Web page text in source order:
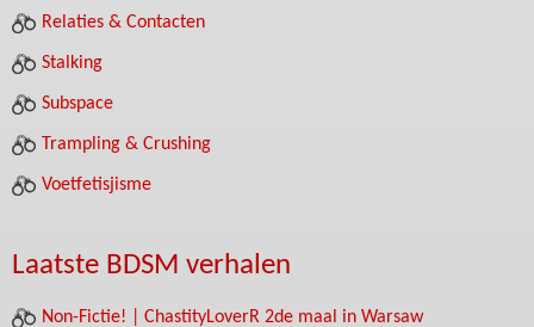
Relaties & Contacten
Stalking
Subspace
Trampling & Crushing
Voetfetisjisme
Laatste BDSM verhalen
Non-Fictie! | ChastityLoverR 2de maal in Warsaw